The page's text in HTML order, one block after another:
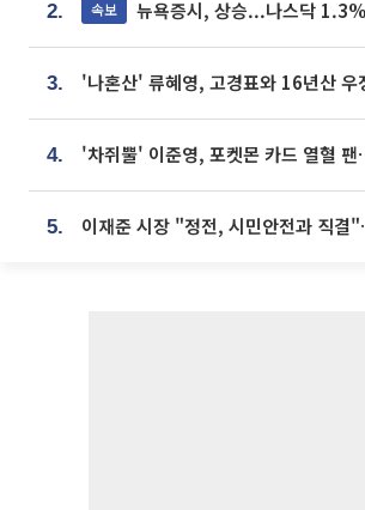
2. 속보 뉴욕증시, 상승...나스닥
3.
4.
5.